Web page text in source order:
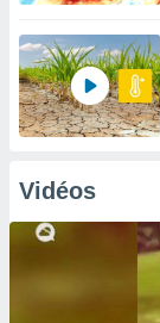
Vidéos